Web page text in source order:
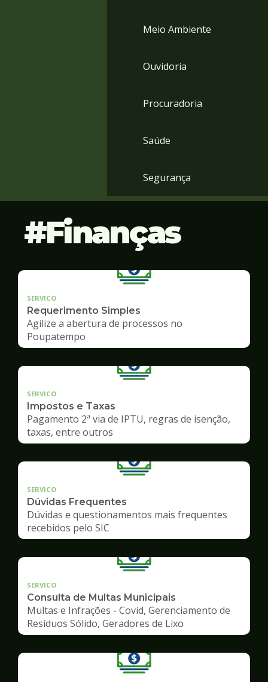
Meio Ambiente
Ouvidoria
Procuradoria
Saúde
Segurança
Finanças
SERVICO
Requerimento Simples
Agilize a abertura de processos no
Poupatempo
SERVICO
Impostos e Taxas
Pagamento 2ª via de IPTU, regras de isenção,
taxas, entre outros
SERVICO
Dúvidas Frequentes
Dúvidas e questionamentos mais frequentes
recebidos pelo SIC
SERVICO
Consulta de Multas Municipais
Multas e Infrações - Covid, Gerenciamento de
Resíduos Sólido, Geradores de Lixo